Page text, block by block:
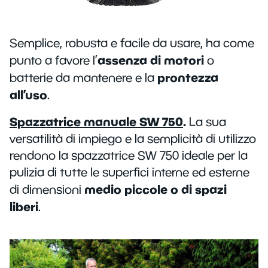
Semplice, robusta e facile da usare, ha come
punto a favore l’assenza di motori o
batterie da mantenere e la prontezza
all’uso.
Spazzatrice manuale SW 750. La sua
versatilità di impiego e la semplicità di utilizzo
rendono la spazzatrice SW 750 ideale per la
pulizia di tutte le superfici interne ed esterne
di dimensioni medio piccole o di spazi
liberi.